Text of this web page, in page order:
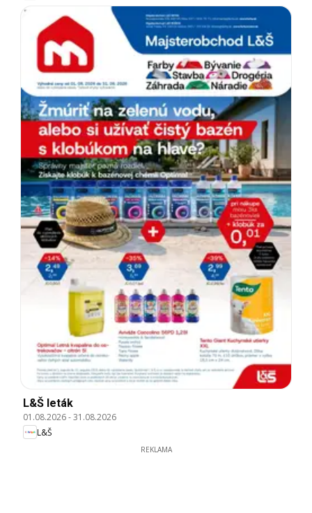
L&Š leták
01.08.2026-31.08.2026
L&Š
REKLAMA